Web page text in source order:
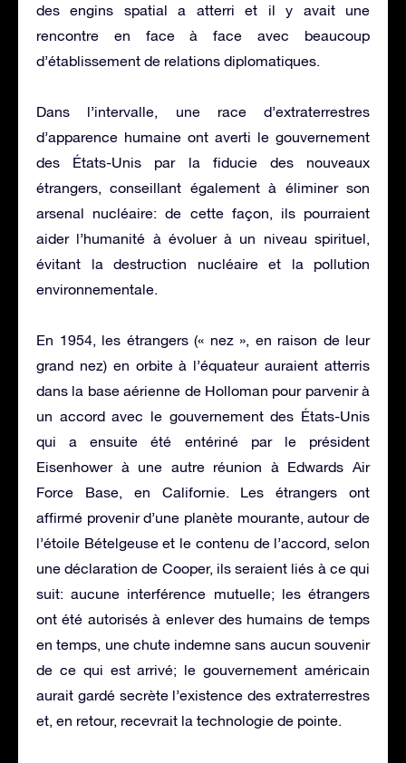
des engins spatial a atterri et il y avait une
rencontre en face à face avec beaucoup
d’établissement de relations diplomatiques.
Dans l’intervalle, une race d’extraterrestres
d’apparence humaine ont averti le gouvernement
des États-Unis par la fiducie des nouveaux
étrangers, conseillant également à éliminer son
arsenal nucléaire: de cette façon, ils pourraient
aider l’humanité à évoluer à un niveau spirituel,
évitant la destruction nucléaire et la pollution
environnementale.
En 1954, les étrangers (« nez », en raison de leur
grand nez) en orbite à l’équateur auraient atterris
dans la base aérienne de Holloman pour parvenir à
un accord avec le gouvernement des États-Unis
qui a ensuite été entériné par le président
Eisenhower à une autre réunion à Edwards Air
Force Base, en Californie. Les étrangers ont
affirmé provenir d’une planète mourante, autour de
l’étoile Bételgeuse et le contenu de l’accord, selon
une déclaration de Cooper, ils seraient liés à ce qui
suit: aucune interférence mutuelle; les étrangers
ont été autorisés à enlever des humains de temps
en temps, une chute indemne sans aucun souvenir
de ce qui est arrivé; le gouvernement américain
aurait gardé secrète l’existence des extraterrestres
et, en retour, recevrait la technologie de pointe.